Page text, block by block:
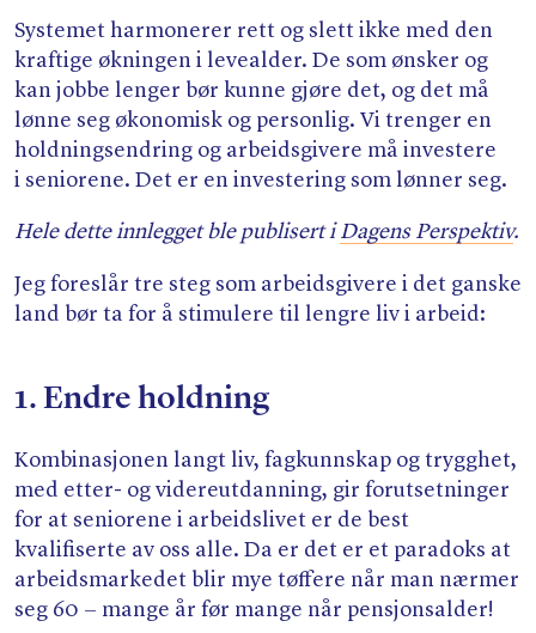
Systemet harmonerer rett og slett ikke med den
kraftige økningen i levealder. De som ønsker og
kan jobbe lenger bør kunne gjøre det, og det må
lønne seg økonomisk og personlig. Vi trenger en
holdningsendring og arbeidsgivere må investere
i seniorene. Det er en investering som lønner seg.
Hele dette innlegget ble publisert i Dagens Perspektiv.
Jeg foreslår tre steg som arbeidsgivere i det ganske
land bør ta for å stimulere til lengre liv i arbeid:
1. Endre holdning
Kombinasjonen langt liv, fagkunnskap og trygghet,
med etter- og videreutdanning, gir forutsetninger
for at seniorene i arbeidslivet er de best
kvalifiserte av oss alle. Da er det er et paradoks at
arbeidsmarkedet blir mye tøffere når man nærmer
seg 60 − mange år før mange når pensjonsalder!